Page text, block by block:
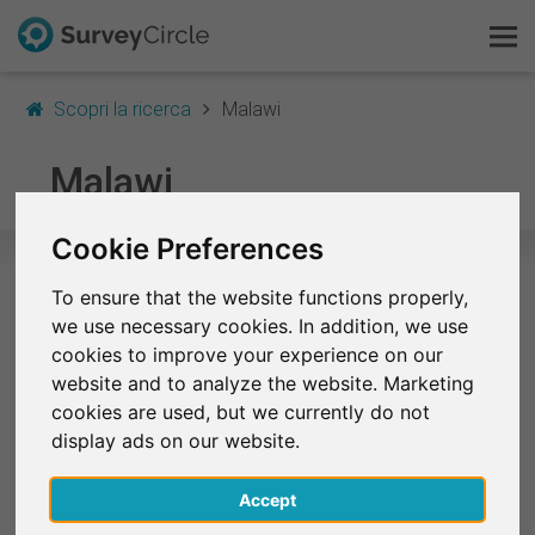
Cookie Preferences
To ensure that the website functions properly,
we use necessary cookies. In addition, we use
cookies to improve your experience on our
website and to analyze the website. Marketing
cookies are used, but we currently do not
display ads on our website.
Accept
Scopri la ricerca Malawi
Malawi
Studi selezionati in Malawi
Attualmente non ci sono studi da Malawi elencati su
SurveyCircle.
Studi terminati (selezione)
FAQ
Registrati gratis
Accedi
English